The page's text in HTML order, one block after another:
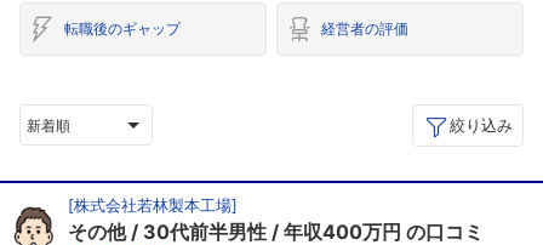
転職後のギャップ 経営者の評価
新着順 絞り込み
[株式会社若林製本工場]
その他 30代前半男性 年収400万円 の口コミ